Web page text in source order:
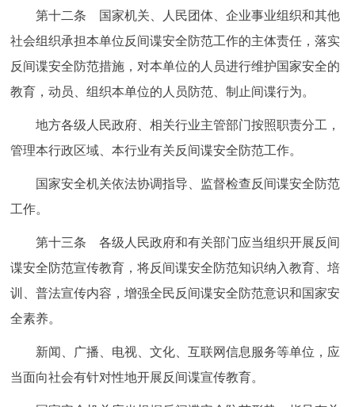
第十二条 国家机关、人民团体、企业事业组织和其他
社会组织承担本单位反间谍安全防范工作的主体责任，落实
反间谍安全防范措施，对本单位的人员进行维护国家安全的
教育，动员、组织本单位的人员防范、制止间谍行为。
地方各级人民政府、相关行业主管部门按照职责分工，
管理本行政区域、本行业有关反间谍安全防范工作。
国家安全机关依法协调指导、监督检查反间谍安全防范
工作。
第十三条 各级人民政府和有关部门应当组织开展反间
谍安全防范宣传教育，将反间谍安全防范知识纳入教育、培
训、普法宣传内容，增强全民反间谍安全防范意识和国家安
全素养。
新闻、广播、电视、文化、互联网信息服务等单位，应
当面向社会有针对性地开展反间谍宣传教育。